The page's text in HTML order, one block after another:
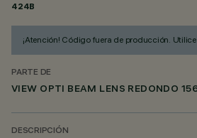
424B
¡Atención! Código fuera de producción.
PARTE DE
VIEW OPTI BEAM LENS REDONDO
DESCRIPCIÓN